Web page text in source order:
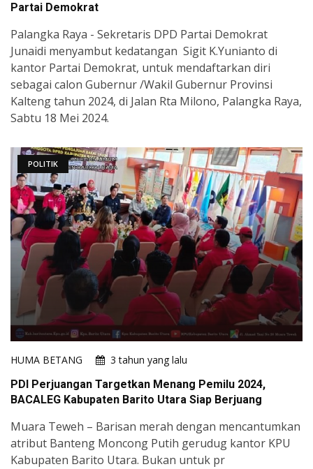
Partai Demokrat
Palangka Raya - Sekretaris DPD Partai Demokrat
Junaidi menyambut kedatangan Sigit K.Yunianto di
kantor Partai Demokrat, untuk mendaftarkan diri
sebagai calon Gubernur /Wakil Gubernur Provinsi
Kalteng tahun 2024, di Jalan Rta Milono, Palangka Raya,
Sabtu 18 Mei 2024.
POLITIK
HUMA BETANG
3 tahun yang lalu
PDI Perjuangan Targetkan Menang Pemilu 2024,
BACALEG Kabupaten Barito Utara Siap Berjuang
Muara Teweh – Barisan merah dengan mencantumkan
atribut Banteng Moncong Putih gerudug kantor KPU
Kabupaten Barito Utara. Bukan untuk pr